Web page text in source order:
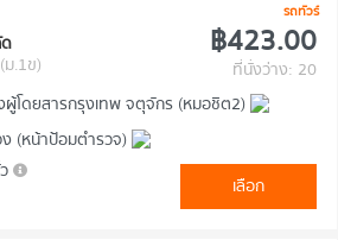
รถทัวร์
ม.1ข)
฿423.00
ที่นั่งว่าง: 20
โดยสารกรุงเทพ จตุจักร (หมอชิต2)
(หน้าป้อมตำรวจ)
เลือก